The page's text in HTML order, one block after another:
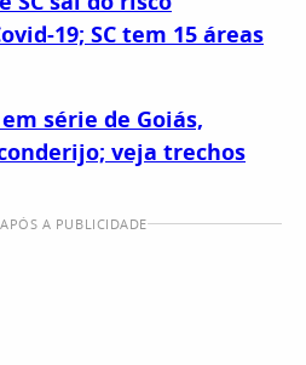
19; SC tem 15 áreas
série de Goiás,
veja trechos
A PUBLICIDADE